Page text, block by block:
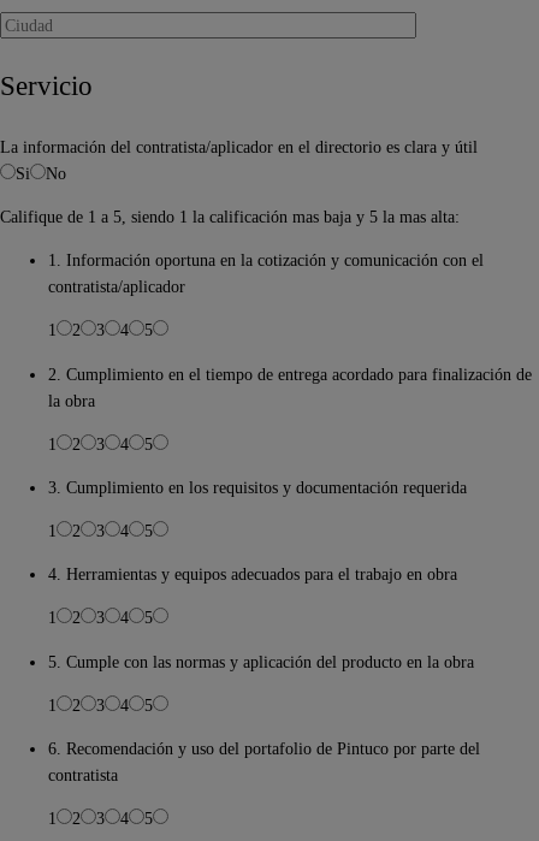
Servicio
La información del contratista/aplicador en el directorio es clara y útil
Si
No
Califique de 1 a 5, siendo 1 la calificación mas baja y 5 la mas alta:
1. Información oportuna en la cotización y comunicación con el
contratista/aplicador
1 2 3 4 5
2. Cumplimiento en el tiempo de entrega acordado para finalización de
la obra
1 2 3 4 5
3. Cumplimiento en los requisitos y documentación requerida
1 2 3 4 5
4. Herramientas y equipos adecuados para el trabajo en obra
1 2 3 4 5
5. Cumple con las normas y aplicación del producto en la obra
1 2 3 4 5
6. Recomendación y uso del portafolio de Pintuco por parte del
contratista
1 2 3 4 5